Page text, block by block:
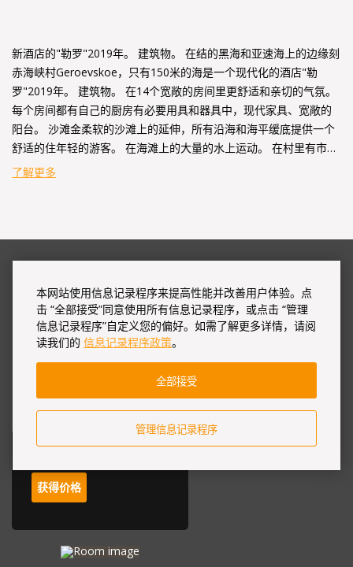
本网站使用信息记录程序来提高性能并改善用户体验。点
击 “全部接受”同意使用所有信息记录程序，或点击 “管理
信息记录程序”自定义您的偏好。如需了解更多详情，请阅
读我们的 信息记录程序政策。
全部接受
管理信息记录程序
新酒店的"勒罗"2019年。 建筑物。 在结的黑海和亚速海上的边缘刻
赤海峡村Geroevskoe，只有150米的海是一个现代化的酒店"勒
罗"2019年。 建筑物。 在14个宽敞的房间里更舒适和亲切的气氛。
每个房间都有自己的厨房有必要用具和器具中，现代家具、宽敞的
阳台。 沙滩金柔软的沙滩上的延伸，所有沿海和海平缓底提供一个
舒适的住年轻的游客。 在海滩上的大量的水上运动。 在村里有市
场、商店、咖啡馆。 海滩度假可以多样化的检查刻赤景点：爬上90
了解更多
公寓
工作室
获得价格